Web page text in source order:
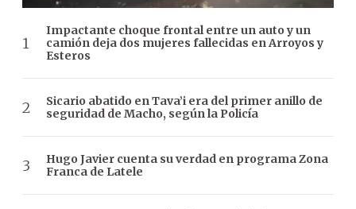
Impactante choque frontal entre un auto y un
camión deja dos mujeres fallecidas en Arroyos y
Esteros
Sicario abatido en Tava’i era del primer anillo de
seguridad de Macho, según la Policía
Hugo Javier cuenta su verdad en programa Zona
Franca de Latele